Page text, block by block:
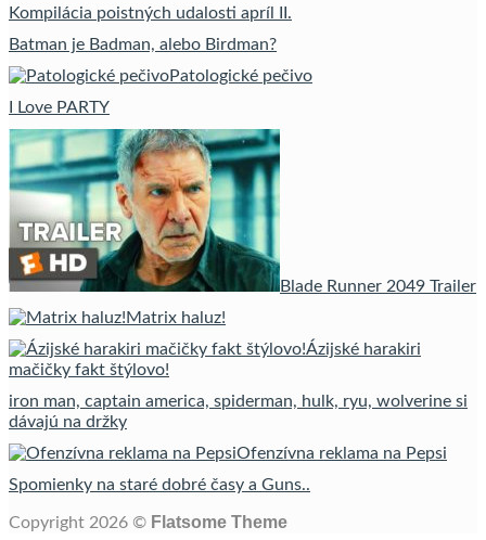
Kompilácia poistných udalosti apríl II.
Batman je Badman, alebo Birdman?
Patologické pečivo
I Love PARTY
Blade Runner 2049 Trailer
Matrix haluz!
Ázijské harakiri
mačičky fakt štýlovo!
iron man, captain america, spiderman, hulk, ryu, wolverine si
dávajú na držky
Ofenzívna reklama na Pepsi
Spomienky na staré dobré časy a Guns..
Copyright 2026 © Flatsome Theme